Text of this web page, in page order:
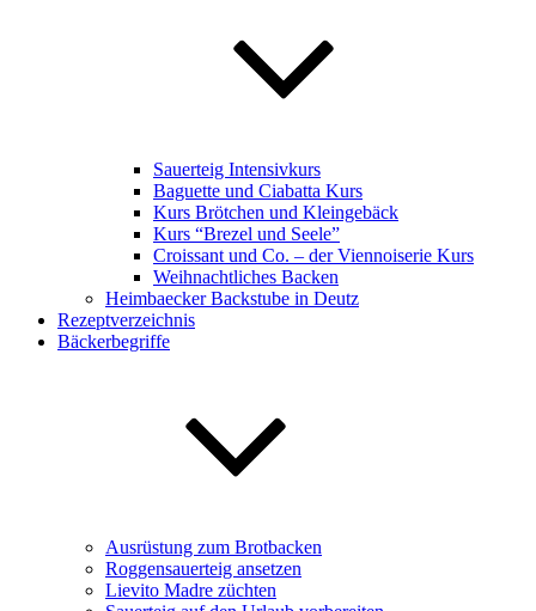
Sauerteig Intensivkurs
Baguette und Ciabatta Kurs
Kurs Brötchen und Kleingebäck
Kurs “Brezel und Seele”
Croissant und Co. – der Viennoiserie Kurs
Weihnachtliches Backen
Heimbaecker Backstube in Deutz
Rezeptverzeichnis
Bäckerbegriffe
Ausrüstung zum Brotbacken
Roggensauerteig ansetzen
Lievito Madre züchten